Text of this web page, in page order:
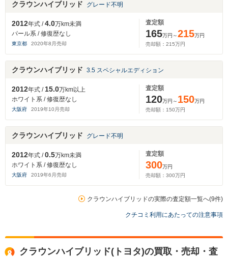
クラウンハイブリッド グレード不明
2012年式 /4.0万km未満
パール系 / 修復歴なし
東京都 2020年8 月売却
査定額
165万円～215万円
売却額： 215万円
クラウンハイブリッド 3.5 スペシャルエディション
2012年式 /15.0万km以上
ホワイト系 / 修復歴なし
大阪府 2019年10 月売却
査定額
120万円～ 150万円
売却額： 150万円
クラウンハイブリッド グレード不明
2012年式 /0.5万km未満
ホワイト系 / 修復歴なし
大阪府 2019年6 月売却
査定額
300万円
売却額： 300万円
クラウンハイブリッドの実際の査定額一覧へ(9件)
クチコミ利用にあたっての注意事項
クラウンハイブリッド(トヨタ)の買取・売却・査